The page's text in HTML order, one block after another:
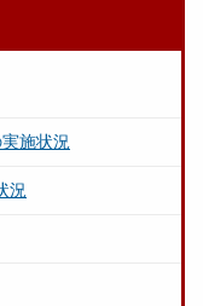
施状況
況